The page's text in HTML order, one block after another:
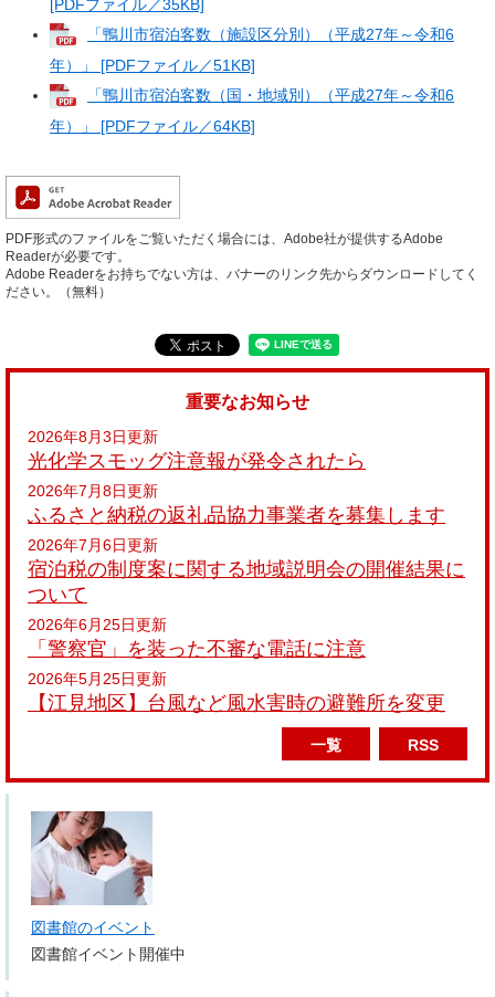
[PDFファイル／35KB]
「鴨川市宿泊客数（施設区分別）（平成27年～令和6
年）」 [PDFファイル／51KB]
「鴨川市宿泊客数（国・地域別）（平成27年～令和6
年）」 [PDFファイル／64KB]
PDF形式のファイルをご覧いただく場合には、Adobe社が提供するAdobe
Readerが必要です。
Adobe Readerをお持ちでない方は、バナーのリンク先からダウンロードしてく
ださい。（無料）
重要なお知らせ
2026年8月3日更新
光化学スモッグ注意報が発令されたら
2026年7月8日更新
ふるさと納税の返礼品協力事業者を募集します
2026年7月6日更新
宿泊税の制度案に関する地域説明会の開催結果に
ついて
2026年6月25日更新
「警察官」を装った不審な電話に注意
2026年5月25日更新
【江見地区】台風など風水害時の避難所を変更
一覧 RSS
図書館のイベント
図書館イベント開催中